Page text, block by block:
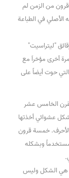
من الزمن لم
في الطباعة
"ليتراسيت"
أخرى مؤخراَ مع
حوت أيضاً على
الخامس عشر
عشوائي أخذتها
خمسة قرون
وبشكله
هي الشكل وليس